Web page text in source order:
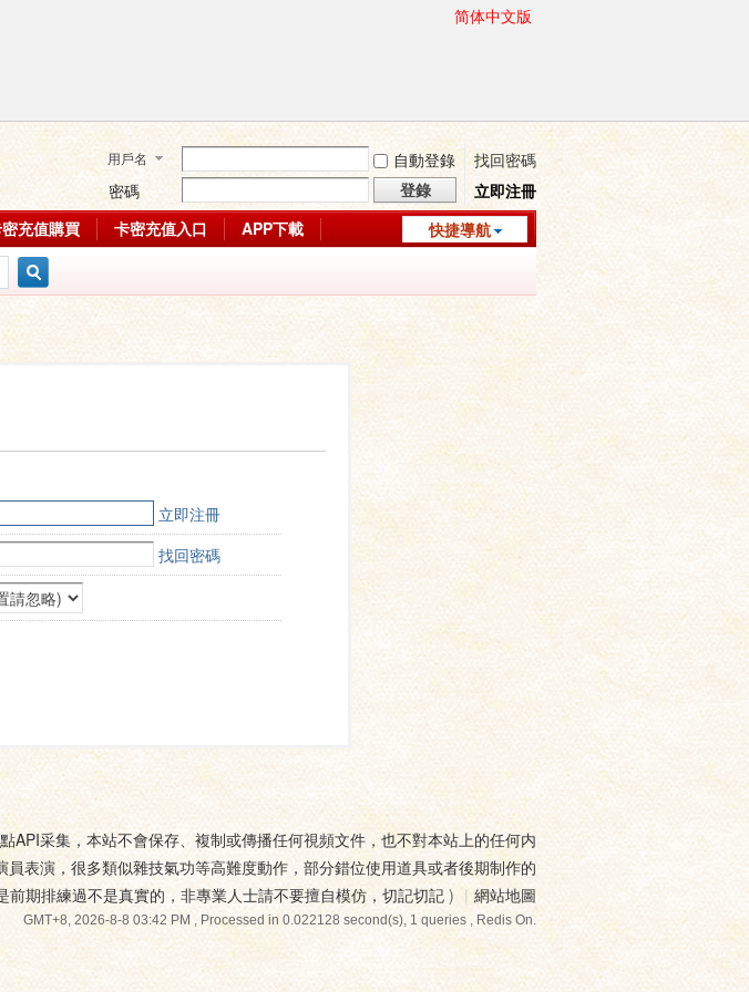
简体中文版
用戶名 自動登錄
找回密碼
密碼
登錄
立即注冊
快捷導航
充值購買 卡密充值入口
APP下載
立即注冊
找回密碼
API采集，本站不會保存、複制或傳播任何視頻文件，也不對本站上的任何内
表演，很多類似雜技氣功等高難度動作，部分錯位使用道具或者後期制作的
前期排練過不是真實的，非專業人士請不要擅自模仿，切記切記 ) | 網站地圖
GMT+8, 2026-8-8 03:42 PM, Processed in 0.022128 second(s), 1 queries , Redis On.